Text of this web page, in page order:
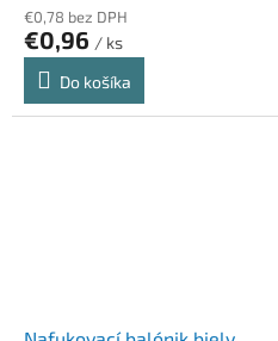
€0,78 bez DPH
€0,96 / ks
Do košíka